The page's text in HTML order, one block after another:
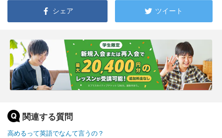
シェア ツイート
関連する質問
高めるって英語でなんて言うの？